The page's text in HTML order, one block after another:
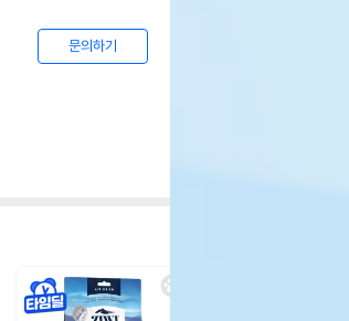
문의하기